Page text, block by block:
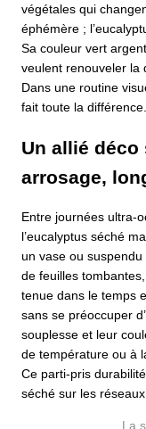
végétales qui
éphémère ;
Sa couleur vert
veulent renouveler la
Dans une routine
fait toute la différence.
Un allié
arrosage,
Entre journées ultra-
l’eucalyptus séché
un vase ou
de feuilles
tenue dans le temps
sans se préoccuper
souplesse et leur
de température ou à
Ce parti-pris
séché sur les réseaux